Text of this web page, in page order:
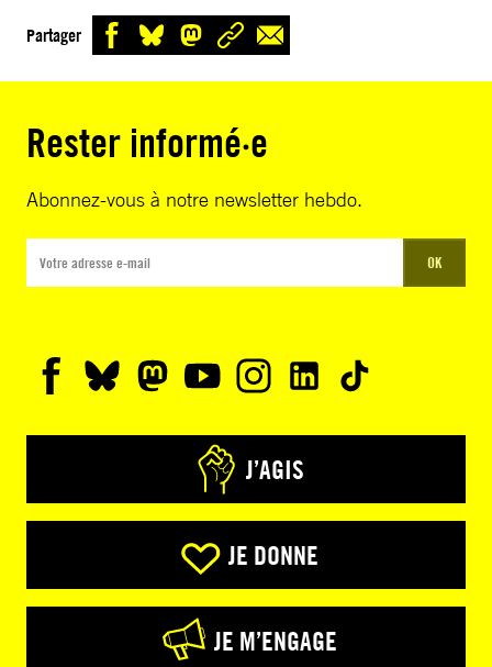
Partager
Rester informé·e
Abonnez-vous à notre newsletter hebdo.
OK
J’AGIS
JE DONNE
JE M’ENGAGE